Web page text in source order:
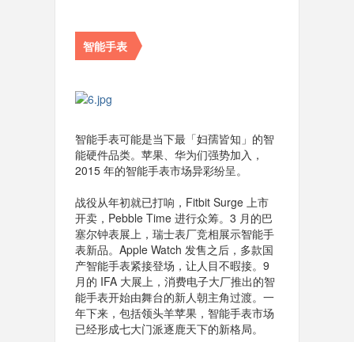
智能手表
智能手表可能是当下最「妇孺皆知」的智
能硬件品类。苹果、华为们强势加入，
2015 年的智能手表市场异彩纷呈。
战役从年初就已打响，Fitbit Surge 上市
开卖，Pebble Time 进行众筹。3 月的巴
塞尔钟表展上，瑞士表厂竞相展示智能手
表新品。Apple Watch 发售之后，多款国
产智能手表紧接登场，让人目不暇接。9
月的 IFA 大展上，消费电子大厂推出的智
能手表开始由舞台的新人朝主角过渡。一
年下来，包括领头羊苹果，智能手表市场
已经形成七大门派逐鹿天下的新格局。